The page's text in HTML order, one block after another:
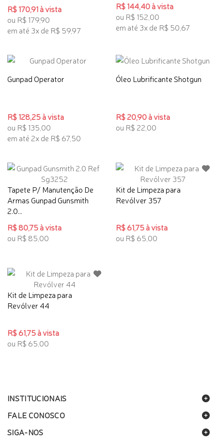
R$ 170,91 à vista
ou R$ 179,90
em até 3x de R$ 59,97
R$ 144,40 à vista
ou R$ 152,00
em até 3x de R$ 50,67
Gunpad Operator
R$ 128,25 à vista
ou R$ 135,00
em até 2x de R$ 67,50
Óleo Lubrificante Shotgun
R$ 20,90 à vista
ou R$ 22,00
Tapete P/ Manutenção De
Armas Gunpad Gunsmith
2.0...
R$ 80,75 à vista
ou R$ 85,00
Kit de Limpeza para
Revólver 357
R$ 61,75 à vista
ou R$ 65,00
Kit de Limpeza para
Revólver 44
R$ 61,75 à vista
ou R$ 65,00
INSTITUCIONAIS
FALE CONOSCO
SIGA-NOS